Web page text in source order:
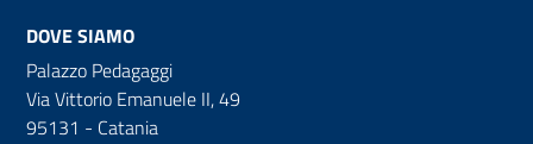
DOVE SIAMO
Palazzo Pedagaggi
Via Vittorio Emanuele II, 49
95131 - Catania